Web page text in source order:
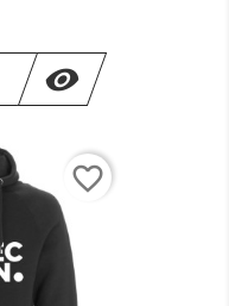

favorite_border